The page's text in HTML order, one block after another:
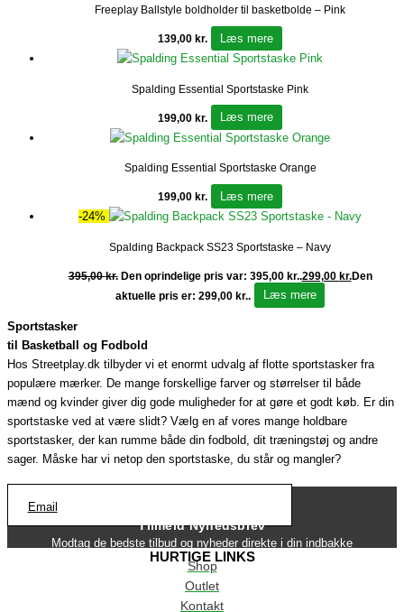
Freeplay Ballstyle boldholder til basketbolde – Pink
139,00 kr. Læs mere
Spalding Essential Sportstaske Pink
199,00kr. Læs mere
Spalding Essential Sportstaske Orange
199,00 kr.
Læs mere
-24%
Spalding Backpack SS23 Sportstaske – Navy
395,00kr. Den oprindelige pris var: 395,00 kr..299,00 kr.Den
aktuelle pris er: 299,00 kr..
Læs mere
Sportstasker
til Basketball og Fodbold
Hos Streetplay.dk tilbyder vi et enormt udvalg af flotte sportstasker fra
populære mærker. De mange forskellige farver og størrelser til både
mænd og kvinder giver dig gode muligheder for at gøre et godt køb. Er din
sportstaske ved at være slidt? Vælg en af vores mange holdbare
sportstasker, der kan rumme både din fodbold, dit træningstøj og andre
sager. Måske har vi netop den sportstaske, du står og mangler?
Email
Tilmeld Nyhedsbrev
Modtag de bedste tilbud og nyheder direkte i din indbakke
HURTIGE LINKS
Shop
Outlet
Kontakt